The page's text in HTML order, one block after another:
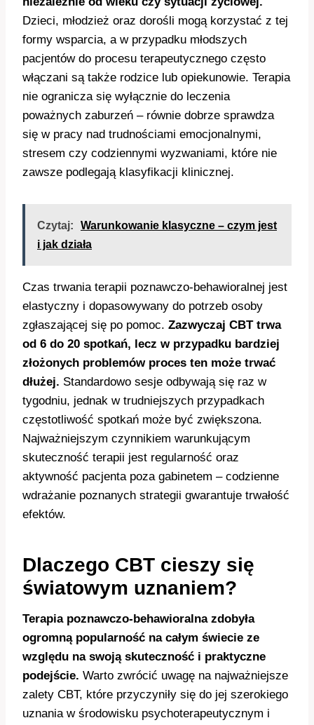
Dzieci, młodzież oraz dorośli mogą korzystać z tej
formy wsparcia, a w przypadku młodszych
pacjentów do procesu terapeutycznego często
włączani są także rodzice lub opiekunowie. Terapia
nie ogranicza się wyłącznie do leczenia
poważnych zaburzeń – równie dobrze sprawdza
się w pracy nad trudnościami emocjonalnymi,
stresem czy codziennymi wyzwaniami, które nie
zawsze podlegają klasyfikacji klinicznej.
Czytaj:
Warunkowanie klasyczne – czym jest
i jak działa
Czas trwania terapii poznawczo-behawioralnej jest
elastyczny i dopasowywany do potrzeb osoby
zgłaszającej się po pomoc. Zazwyczaj CBT trwa
od 6 do 20 spotkań, lecz w przypadku bardziej
złożonych problemów proces ten może trwać
dłużej. Standardowo sesje odbywają się raz w
tygodniu, jednak w trudniejszych przypadkach
częstotliwość spotkań może być zwiększona.
Najważniejszym czynnikiem warunkującym
skuteczność terapii jest regularność oraz
aktywność pacjenta poza gabinetem – codzienne
wdrażanie poznanych strategii gwarantuje trwałość
efektów.
Dlaczego CBT cieszy się
światowym uznaniem?
Terapia poznawczo-behawioralna zdobyła
ogromną popularność na całym świecie ze
względu na swoją skuteczność i praktyczne
podejście. Warto zwrócić uwagę na najważniejsze
zalety CBT, które przyczyniły się do jej szerokiego
uznania w środowisku psychoterapeutycznym i